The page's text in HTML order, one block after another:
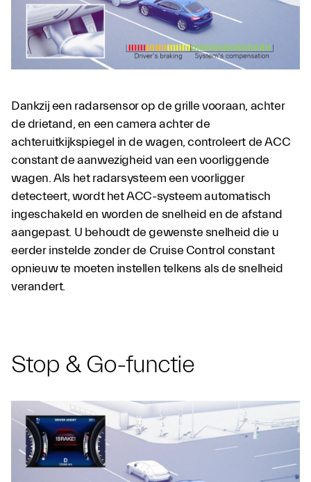
Dankzij een radarsensor op de grille vooraan, achter
de drietand, en een camera achter de
achteruitkijkspiegel in de wagen, controleert de ACC
constant de aanwezigheid van een voorliggende
wagen. Als het radarsysteem een voorligger
detecteert, wordt het ACC-systeem automatisch
ingeschakeld en worden de snelheid en de afstand
aangepast. U behoudt de gewenste snelheid die u
eerder instelde zonder de Cruise Control constant
opnieuw te moeten instellen telkens als de snelheid
verandert.
Stop & Go-functie